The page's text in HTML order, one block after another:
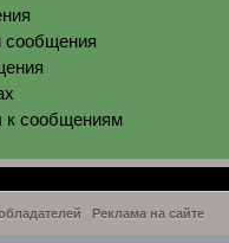
сообщения
к сообщениям
Реклама на сайте